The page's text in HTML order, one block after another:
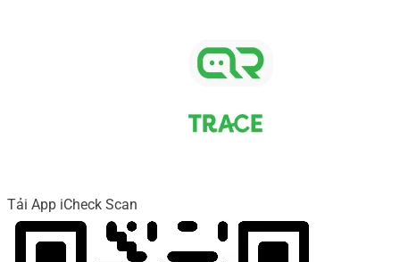
Tải App iCheck Scan